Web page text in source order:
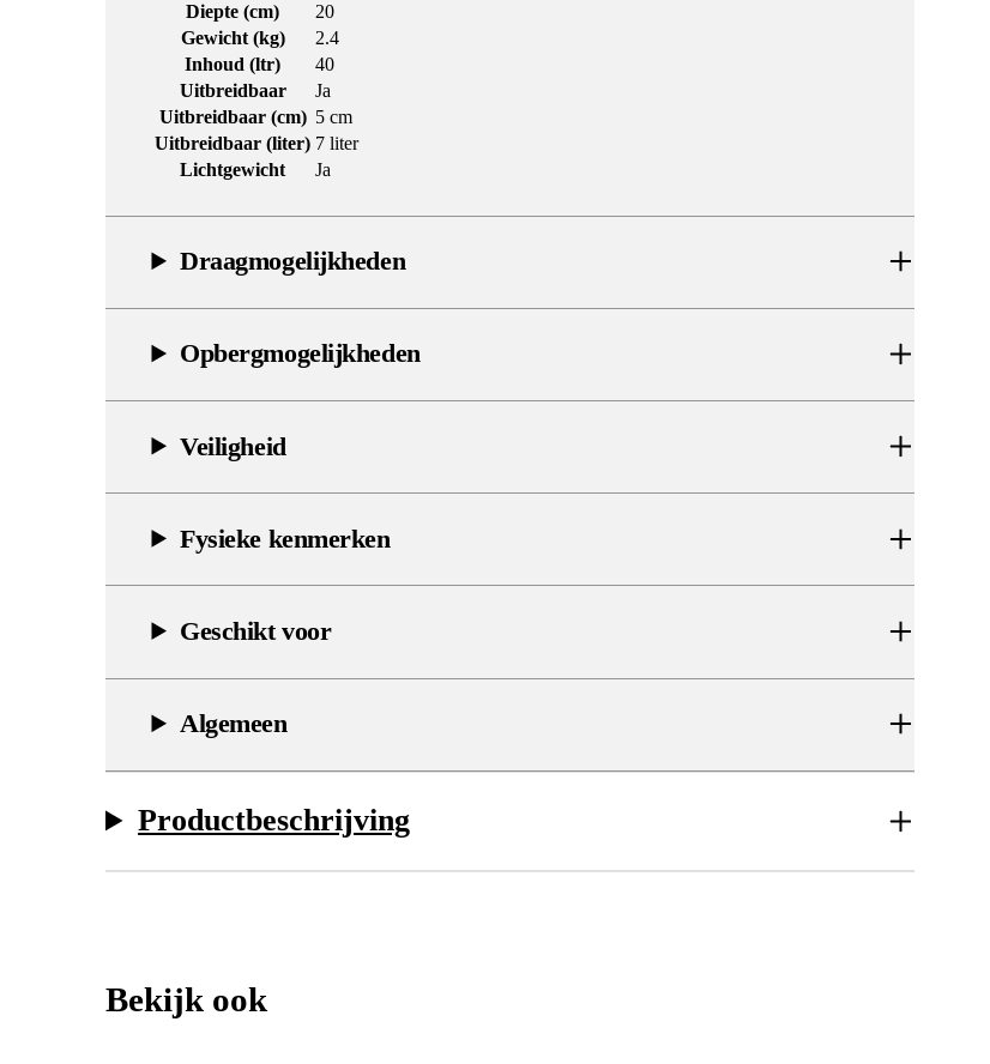
Diepte (cm)
20
Gewicht (kg)
2.4
Inhoud (ltr)
40
Uitbreidbaar
Ja
Uitbreidbaar (cm) 5 cm
Uitbreidbaar (liter) 7 liter
Lichtgewicht
Ja
Draagmogelijkheden
Opbergmogelijkheden
Veiligheid
Fysieke kenmerken
Geschikt voor
Algemeen
Productbeschrijving
Bekijk ook